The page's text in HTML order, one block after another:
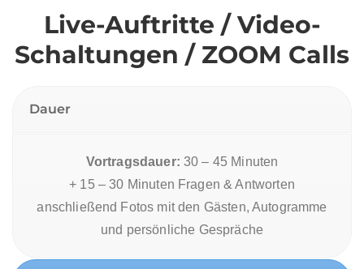
Live-Auftritte / Video-
Schaltungen / ZOOM Calls
Dauer
Vortragsdauer: 30 – 45 Minuten
+ 15 – 30 Minuten Fragen & Antworten
anschließend Fotos mit den Gästen, Autogramme
und persönliche Gespräche